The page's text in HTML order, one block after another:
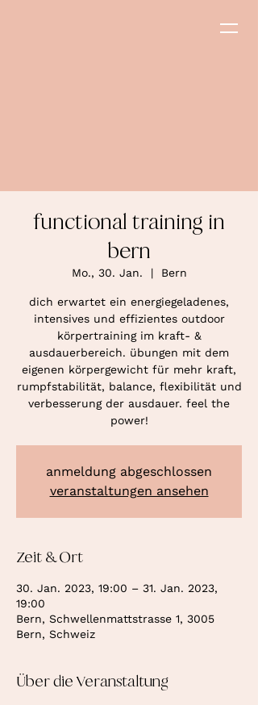
functional training in
bern
Mo., 30. Jan.
  |
Bern
dich erwartet ein energiegeladenes,
intensives und effizientes outdoor
körpertraining im kraft- &
ausdauerbereich. übungen mit dem
eigenen körpergewicht für mehr kraft,
rumpfstabilität, balance, flexibilität und
verbesserung der ausdauer. feel the
power!
anmeldung abgeschlossen
veranstaltungen ansehen
Zeit & Ort
30. Jan. 2023, 19:00 – 31. Jan. 2023,
19:00
Bern, Schwellenmattstrasse 1, 3005
Bern, Schweiz
Über die Veranstaltung